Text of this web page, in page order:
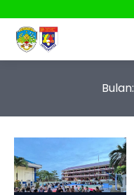
Bulan: